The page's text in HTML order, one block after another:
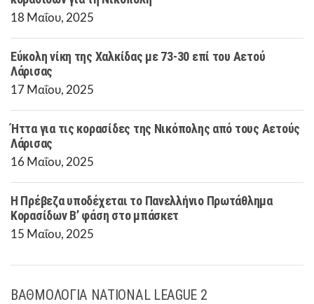
18 Μαΐου, 2025
Εύκολη νίκη της Χαλκίδας με 73-30 επί του Αετού
Λάρισας
17 Μαΐου, 2025
Ήττα για τις κορασίδες της Νικόπολης από τους Αετούς
Λάρισας
16 Μαΐου, 2025
Η Πρέβεζα υποδέχεται το Πανελλήνιο Πρωτάθλημα
Κορασίδων Β’ φάση στο μπάσκετ
15 Μαΐου, 2025
ΒΑΘΜΟΛΟΓΙΑ NATIONAL LEAGUE 2